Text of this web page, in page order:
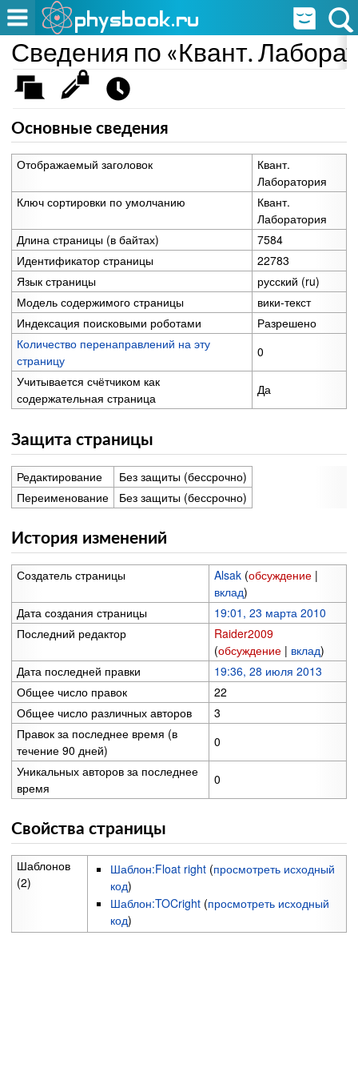
Сведения по «Квант.
Основные сведения
Отображаемый заголовок
Квант.
Лаборатория
Ключ сортировки по умолчанию
Квант.
Лаборатория
Длина страницы (в байтах)
7584
Идентификатор страницы
22783
Язык страницы
русский (ru)
Модель содержимого страницы
вики-текст
Индексация поисковыми роботами
Разрешено
Количество перенаправлений на эту
страницу
0
Учитывается счётчиком как
содержательная страница
Да
Защита страницы
Редактирование
Без защиты (бессрочно)
Переименование
Без защиты (бессрочно)
История изменений
Создатель страницы Alsak (обсуждение|
вклад)
Дата создания страницы
19:01, 23 марта 2010
Последний редактор
Raider2009
(обсуждение| вклад)
Дата последней правки
19:36, 28 июля 2013
Общее число правок
22
Общее число различных авторов
3
Правок за последнее время (в
течение 90 дней)
0
Уникальных авторов за последнее
время
0
Свойства страницы
Шаблонов
(2)
Шаблон:Float right(просмотреть исходный
код)
Шаблон:TOCright(просмотреть исходный
код)